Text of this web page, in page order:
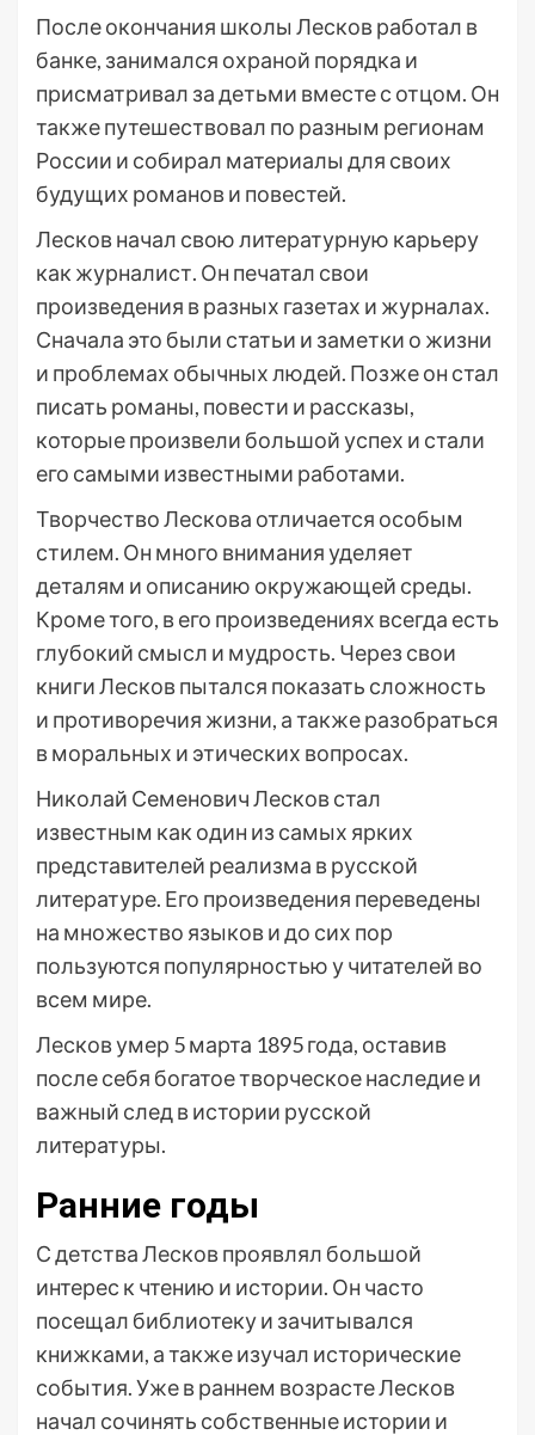
После окончания школы Лесков работал в
банке, занимался охраной порядка и
присматривал за детьми вместе с отцом. Он
также путешествовал по разным регионам
России и собирал материалы для своих
будущих романов и повестей.
Лесков начал свою литературную карьеру
как журналист. Он печатал свои
произведения в разных газетах и журналах.
Сначала это были статьи и заметки о жизни
и проблемах обычных людей. Позже он стал
писать романы, повести и рассказы,
которые произвели большой успех и стали
его самыми известными работами.
Творчество Лескова отличается особым
стилем. Он много внимания уделяет
деталям и описанию окружающей среды.
Кроме того, в его произведениях всегда есть
глубокий смысл и мудрость. Через свои
книги Лесков пытался показать сложность
и противоречия жизни, а также разобраться
в моральных и этических вопросах.
Николай Семенович Лесков стал
известным как один из самых ярких
представителей реализма в русской
литературе. Его произведения переведены
на множество языков и до сих пор
пользуются популярностью у читателей во
всем мире.
Лесков умер 5 марта 1895 года, оставив
после себя богатое творческое наследие и
важный след в истории русской
литературы.
Ранние годы
С детства Лесков проявлял большой
интерес к чтению и истории. Он часто
посещал библиотеку и зачитывался
книжками, а также изучал исторические
события. Уже в раннем возрасте Лесков
начал сочинять собственные истории и